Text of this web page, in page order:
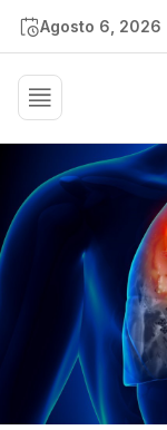
Agosto 6, 2026